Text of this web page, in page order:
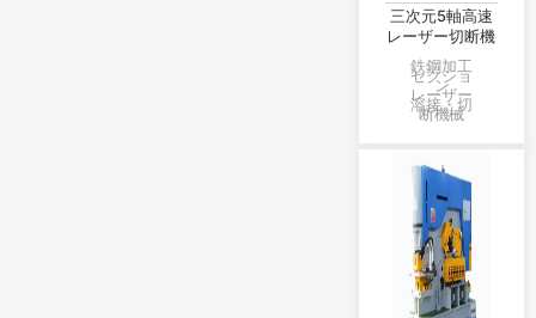
三次元5軸高速
レーザー切断機
鉄鋼加工
セクショ
ン
レーザー
溶接・切
断機械